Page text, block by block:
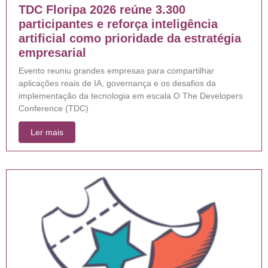
TDC Floripa 2026 reúne 3.300
participantes e reforça inteligência
artificial como prioridade da estratégia
empresarial
Evento reuniu grandes empresas para compartilhar
aplicações reais de IA, governança e os desafios da
implementação da tecnologia em escala O The Developers
Conference (TDC)
Ler mais